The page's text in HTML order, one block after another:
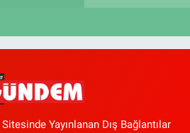
Yayınlanan Dış Bağlantılar